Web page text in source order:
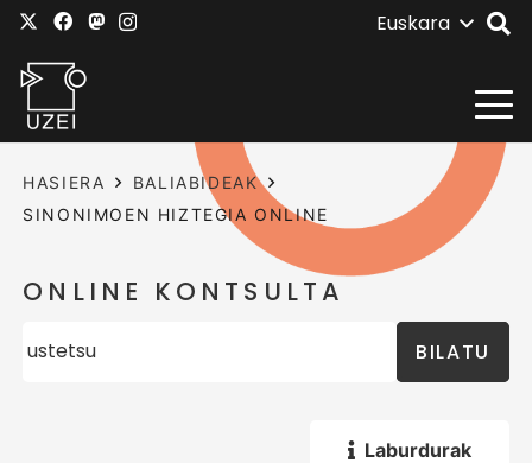
Euskara
HASIERA
BALIABIDEAK
SINONIMOEN HIZTEGIA ONLINE
ONLINE KONTSULTA
BILATU
Laburdurak